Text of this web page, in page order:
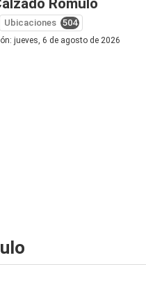
Romulo
Ubicaciones 504
jueves, 6 de agosto de 2026